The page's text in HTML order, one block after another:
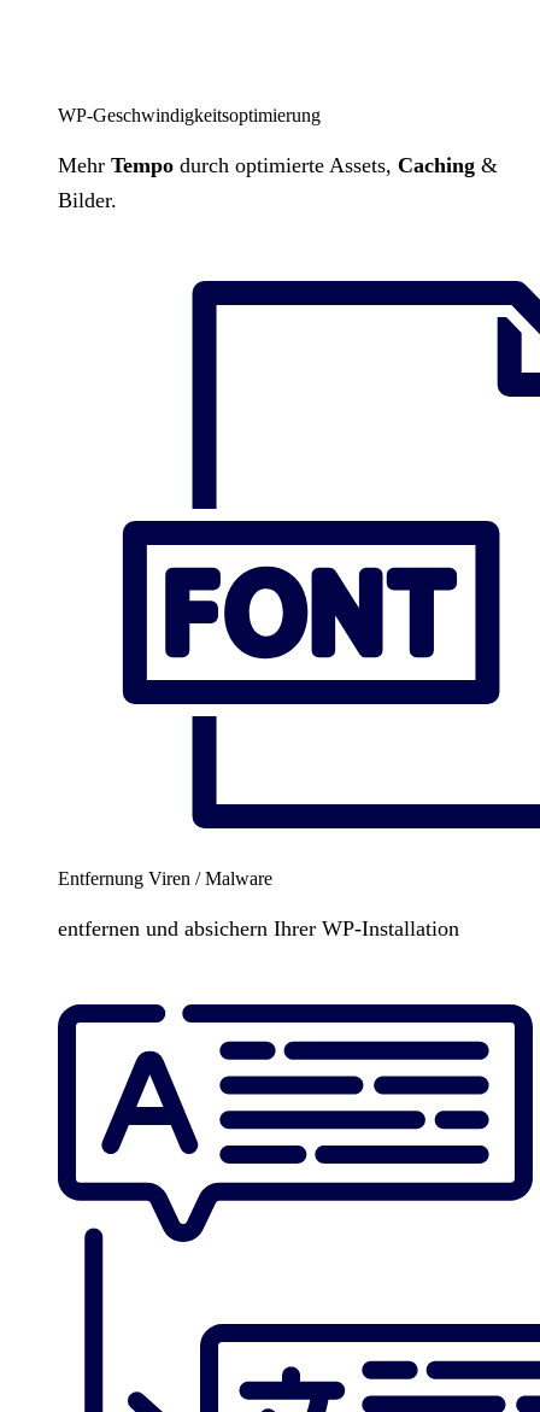
WP-Geschwindigkeitsoptimierung
Mehr Tempo durch optimierte Assets, Caching &
Bilder.
Entfernung Viren / Malware
entfernen und absichern Ihrer WP-Installation